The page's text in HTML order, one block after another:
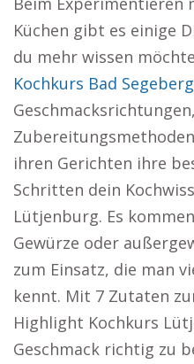
Küchen gibt es einige
du mehr wissen
Kochkurs Bad Segeberg
ihren Gerichten ihre
Schritten dein
Lütjenburg. Es
Gewürze oder
zum Einsatz, die man
kennt. Mit 7 Zutaten
Highlight Kochkurs
Geschmack richtig zu